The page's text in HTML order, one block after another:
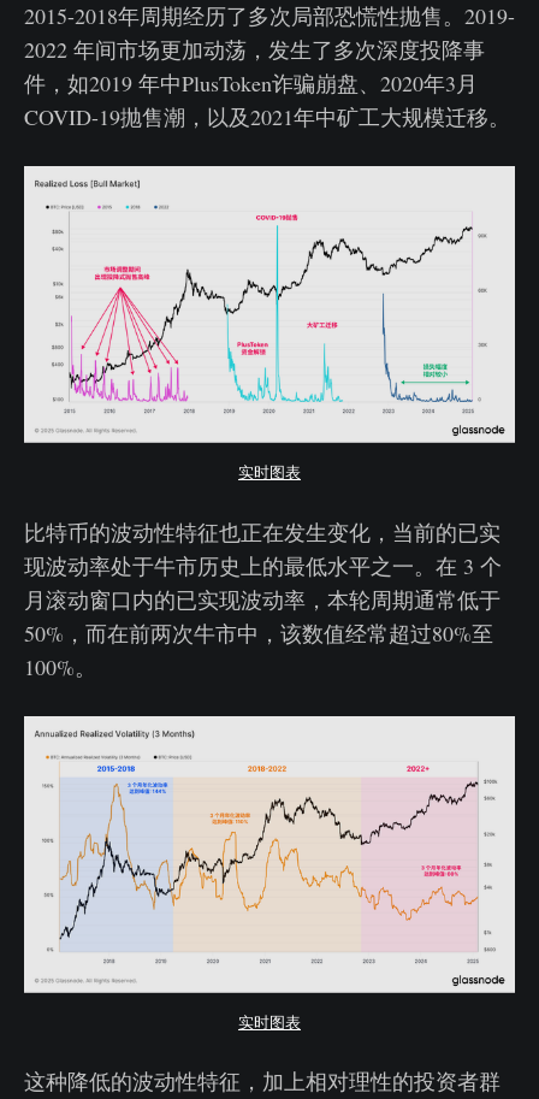
2015-2018年周期经历了多次局部恐慌性抛售。2019-
2022 年间市场更加动荡，发生了多次深度投降事
件，如2019 年中PlusToken诈骗崩盘、2020年3月
COVID-19抛售潮，以及2021年中矿工大规模迁移。
实时图表
比特币的波动性特征也正在发生变化，当前的已实
现波动率处于牛市历史上的最低水平之一。在 3 个
月滚动窗口内的已实现波动率，本轮周期通常低于
50%，而在前两次牛市中，该数值经常超过80%至
100%。
实时图表
这种降低的波动性特征，加上相对理性的投资者群